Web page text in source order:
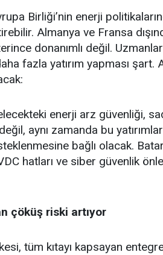
Birliği’nin enerji
Almanya ve Fransa
donanımlı değil.
fazla yatırım yapması
enerji arz güvenliği,
değil, aynı zamanda bu
bağlı olacak.
hatları ve siber güvenlik
çöküş riski artıyor
tüm kıtayı kapsayan